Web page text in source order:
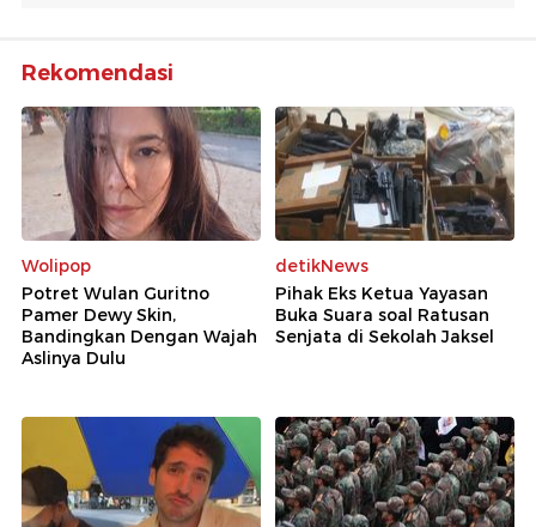
Rekomendasi
Wolipop
Potret Wulan Guritno
Pamer Dewy Skin,
Bandingkan Dengan Wajah
Aslinya Dulu
detikNews
Pihak Eks Ketua Yayasan
Buka Suara soal Ratusan
Senjata di Sekolah Jaksel